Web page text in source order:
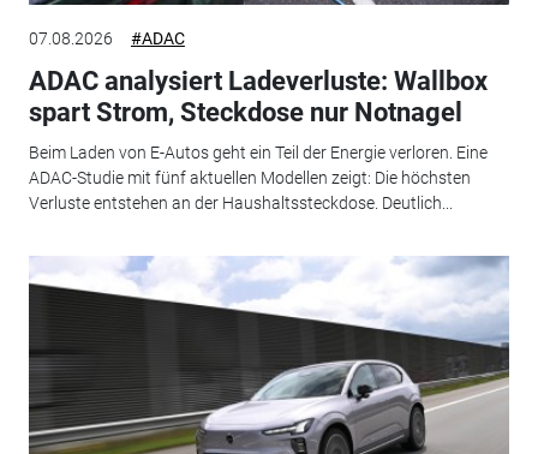
07.08.2026 #ADAC
ADAC analysiert Ladeverluste: Wallbox
spart Strom, Steckdose nur Notnagel
Beim Laden von E-Autos geht ein Teil der Energie verloren. Eine
ADAC-Studie mit fünf aktuellen Modellen zeigt: Die höchsten
Verluste entstehen an der Haushaltssteckdose. Deutlich...